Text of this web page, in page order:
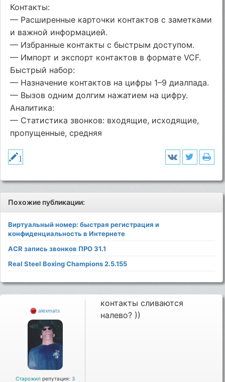
Контакты:
— Расширенные карточки контактов с заметками
и важной информацией.
— Избранные контакты с быстрым доступом.
— Импорт и экспорт контактов в формате VCF.
Быстрый набор:
— Назначение контактов на цифры 1–9 диалпада.
— Вызов одним долгим нажатием на цифру.
Аналитика:
— Статистика звонков: входящие, исходящие,
пропущенные, средняя
1
Похожие публикации:
Виртуальный номер: быстрая регистрация и
конфиденциальность в Интернете
ACR запись звонков ПРО 31.1
Real Steel Boxing Champions 2.5.155
alexmats
Старожилрепутация: 3
контакты сливаются
налево? ))